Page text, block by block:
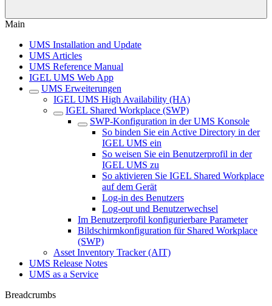
Main
UMS Installation and Update
UMS Articles
UMS Reference Manual
IGEL UMS Web App
UMS Erweiterungen
IGEL UMS High Availability (HA)
IGEL Shared Workplace (SWP)
SWP-Konfiguration in der UMS Konsole
So binden Sie ein Active Directory in der
IGEL UMS ein
So weisen Sie ein Benutzerprofil in der
IGEL UMS zu
So aktivieren Sie IGEL Shared Workplace
auf dem Gerät
Log-in des Benutzers
Log-out und Benutzerwechsel
Im Benutzerprofil konfigurierbare Parameter
Bildschirmkonfiguration für Shared Workplace
(SWP)
Asset Inventory Tracker (AIT)
UMS Release Notes
UMS as a Service
Breadcrumbs